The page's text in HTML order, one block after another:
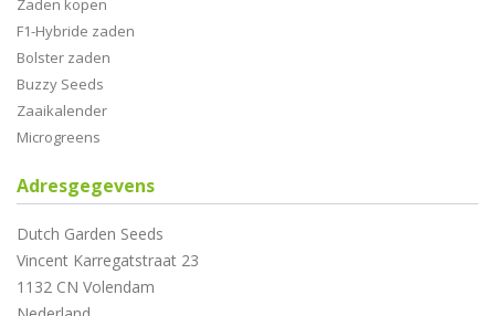
Zaden kopen
F1-Hybride zaden
Bolster zaden
Buzzy Seeds
Zaaikalender
Microgreens
Adresgegevens
Dutch Garden Seeds
Vincent Karregatstraat 23
1132 CN Volendam